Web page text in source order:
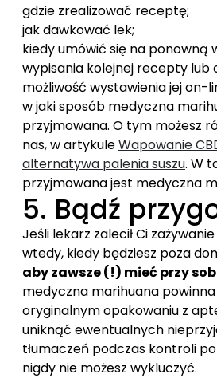
gdzie zrealizować receptę;
jak dawkować lek;
kiedy umówić się na ponowną
wypisania kolejnej recepty lub
możliwość wystawienia jej on-
w jaki sposób medyczna
przyjmowana. O tym możesz
nas, w artykuleWapowanie
alternatywa palenia suszu. W
przyjmowana jest medyczna
5. Bądź
Jeśli lekarz zalecił Ci
wtedy, kiedy będziesz poza
aby zawsze (!) mieć przy
medyczna marihuana
oryginalnym opakowaniu z
uniknąć ewentualnych
tłumaczeń podczas kontroli
nigdy nie możesz wykluczyć.